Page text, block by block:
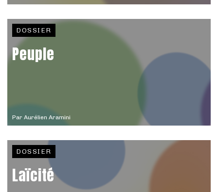
Par Aurélien Aramini
DOSSIER
Peuple
DOSSIER
Laïcité